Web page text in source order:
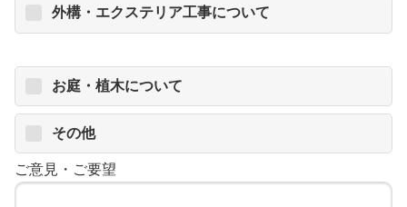
外構・エクステリア工事について
お庭・植木について
その他
ご意見・ご要望